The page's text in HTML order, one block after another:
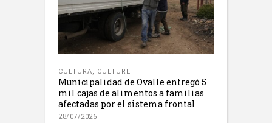
CULTURA, CULTURE
Municipalidad de Ovalle entregó 5
mil cajas de alimentos a familias
afectadas por el sistema frontal
28/07/2026